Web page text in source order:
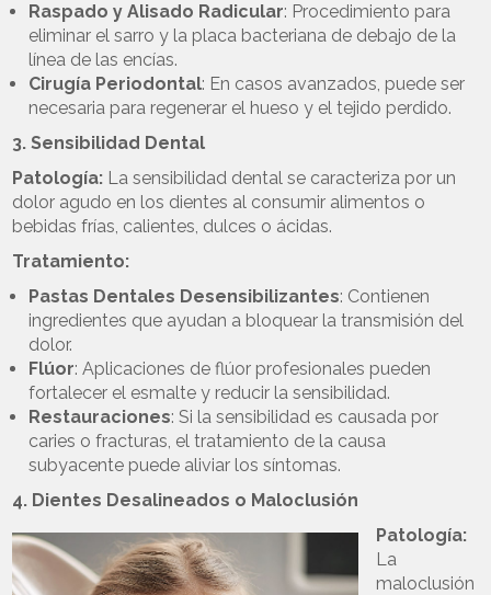
Raspado y Alisado Radicular: Procedimiento para
eliminar el sarro y la placa bacteriana de debajo de la
línea de las encías.
Cirugía Periodontal: En casos avanzados, puede ser
necesaria para regenerar el hueso y el tejido perdido.
3. Sensibilidad Dental
Patología: La sensibilidad dental se caracteriza por un
dolor agudo en los dientes al consumir alimentos o
bebidas frías, calientes, dulces o ácidas.
Tratamiento:
Pastas Dentales Desensibilizantes: Contienen
ingredientes que ayudan a bloquear la transmisión del
dolor.
Flúor: Aplicaciones de flúor profesionales pueden
fortalecer el esmalte y reducir la sensibilidad.
Restauraciones: Si la sensibilidad es causada por
caries o fracturas, el tratamiento de la causa
subyacente puede aliviar los síntomas.
4. Dientes Desalineados o Maloclusión
Patología:
La
maloclusión